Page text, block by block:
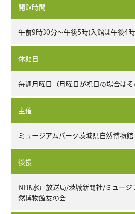
開館時間
午前9時30分～午後5時(入館は午後4
休館日
毎週月曜日（月曜日が祝日の場合はそ
主催
ミュージアムパーク茨城県自然博物館
後援
NHK水戸放送局/茨城新聞社/ミュージ
然博物館友の会